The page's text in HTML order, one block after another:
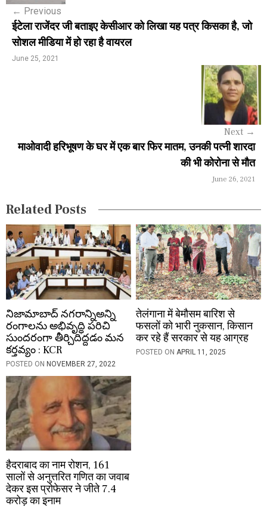
n
a
o
n
← Previous
ईटेला राजेंदर जी बताइए केसीआर को लिखा यह पत्र किसका है, जो
सोशल मीडिया में हो रहा है वायरल
June 25, 2021
Next →
माओवादी ​​हरिभूषण के घर में एक बार फिर मातम, उनकी पत्नी शारदा
की भी कोरोना से मौत
June 26, 2021
Related Posts
నిజామాబాద్ నగరాన్నిఅన్ని
రంగాలను అభివృద్ధి పరిచి
సుందరంగా తీర్చిదిద్దడం మన
కర్తవ్యం : KCR
POSTED ON NOVEMBER 27, 2022
तेलंगाना में बेमौसम बारिश से
फसलों को भारी नुकसान, किसान
कर रहे हैं सरकार से यह आग्रह
POSTED ONAPRIL 11, 2025
हैदराबाद का नाम रोशन, 161
सालों से अनुत्तरित गणित का जवाब
देकर इस प्रोफेसर ने जीते 7.4
करोड़ का इनाम